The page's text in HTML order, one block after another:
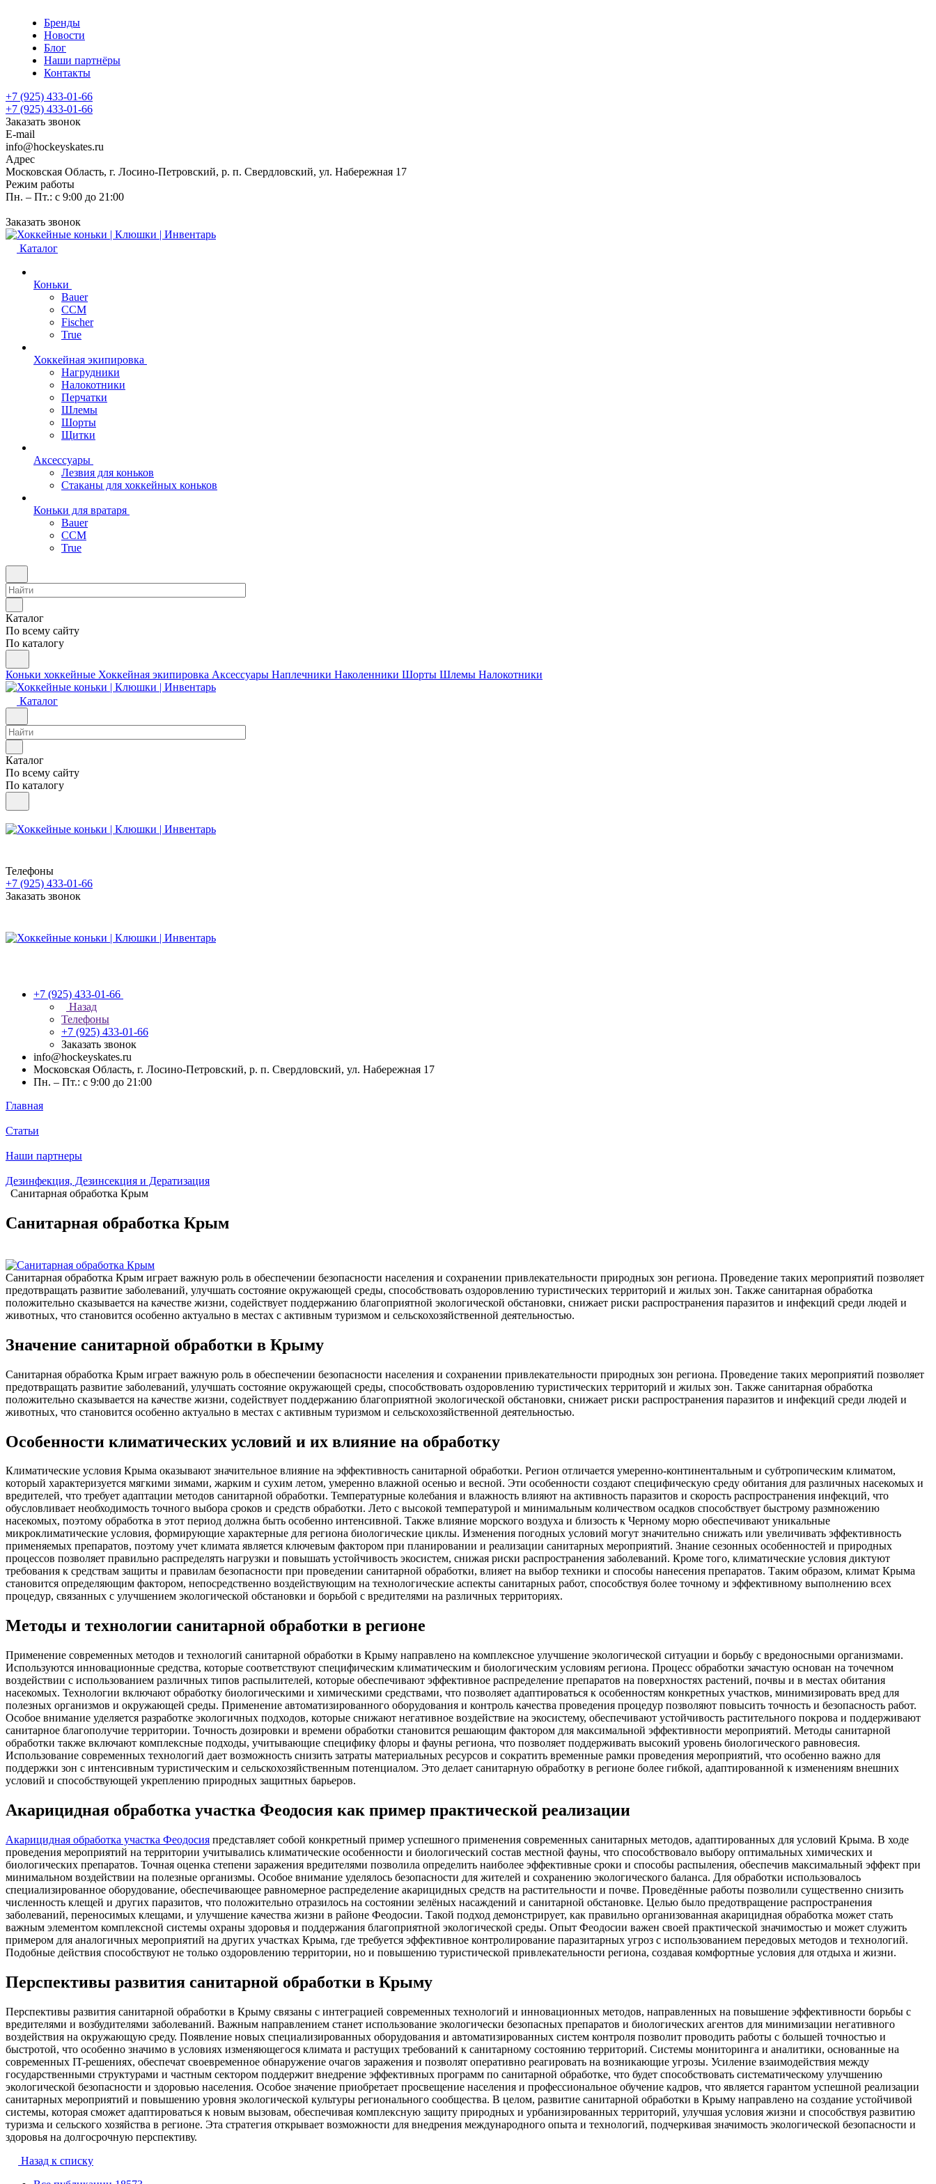
Бренды
Новости
Блог
Наши партнёры
Контакты
+7 (925) 433-01-66
+7 (925) 433-01-66
Заказать звонок
E-mail
info@hockeyskates.ru
Адрес
Московская Область, г. Лосино-Петровский, р. п. Свердловский, ул. Набережная 17
Режим работы
Пн. – Пт.: с 9:00 до 21:00
Заказать звонок
Каталог
Коньки
Bauer
CCM
Fischer
True
Хоккейная экипировка
Нагрудники
Налокотники
Перчатки
Шлемы
Шорты
Щитки
Аксессуары
Лезвия для коньков
Стаканы для хоккейных коньков
Коньки для вратаря
Bauer
CCM
True
Каталог
По всему сайту
По каталогу
Коньки хоккейные Хоккейная экипировка Аксессуары Наплечники Наколенники Шорты Шлемы Налокотники
Каталог
Каталог
По всему сайту
По каталогу
Телефоны
+7 (925) 433-01-66
Заказать звонок
+7 (925) 433-01-66
Назад
Телефоны
+7 (925) 433-01-66
Заказать звонок
info@hockeyskates.ru
Московская Область, г. Лосино-Петровский, р. п. Свердловский, ул. Набережная 17
Пн. – Пт.: с 9:00 до 21:00
Главная
Статьи
Наши партнеры
Дезинфекция, Дезинсекция и Дератизация
Санитарная обработка Крым
Санитарная обработка Крым
Санитарная обработка Крым играет важную роль в обеспечении безопасности населения и сохранении привлекательности природных зон региона. Проведение таких мероприятий позволяет
предотвращать развитие заболеваний, улучшать состояние окружающей среды, способствовать оздоровлению туристических территорий и жилых зон. Также санитарная обработка
положительно сказывается на качестве жизни, содействует поддержанию благоприятной экологической обстановки, снижает риски распространения паразитов и инфекций среди людей и
животных, что становится особенно актуально в местах с активным туризмом и сельскохозяйственной деятельностью.
Значение санитарной обработки в Крыму
Санитарная обработка Крым играет важную роль в обеспечении безопасности населения и сохранении привлекательности природных зон региона. Проведение таких мероприятий позволяет
предотвращать развитие заболеваний, улучшать состояние окружающей среды, способствовать оздоровлению туристических территорий и жилых зон. Также санитарная обработка
положительно сказывается на качестве жизни, содействует поддержанию благоприятной экологической обстановки, снижает риски распространения паразитов и инфекций среди людей и
животных, что становится особенно актуально в местах с активным туризмом и сельскохозяйственной деятельностью.
Особенности климатических условий и их влияние на обработку
Климатические условия Крыма оказывают значительное влияние на эффективность санитарной обработки. Регион отличается умеренно-континентальным и субтропическим климатом,
который характеризуется мягкими зимами, жарким и сухим летом, умеренно влажной осенью и весной. Эти особенности создают специфическую среду обитания для различных насекомых и
вредителей, что требует адаптации методов санитарной обработки. Температурные колебания и влажность влияют на активность паразитов и скорость распространения инфекций, что
обусловливает необходимость точного выбора сроков и средств обработки. Лето с высокой температурой и минимальным количеством осадков способствует быстрому размножению
насекомых, поэтому обработка в этот период должна быть особенно интенсивной. Также влияние морского воздуха и близость к Черному морю обеспечивают уникальные
микроклиматические условия, формирующие характерные для региона биологические циклы. Изменения погодных условий могут значительно снижать или увеличивать эффективность
применяемых препаратов, поэтому учет климата является ключевым фактором при планировании и реализации санитарных мероприятий. Знание сезонных особенностей и природных
процессов позволяет правильно распределять нагрузки и повышать устойчивость экосистем, снижая риски распространения заболеваний. Кроме того, климатические условия диктуют
требования к средствам защиты и правилам безопасности при проведении санитарной обработки, влияет на выбор техники и способы нанесения препаратов. Таким образом, климат Крыма
становится определяющим фактором, непосредственно воздействующим на технологические аспекты санитарных работ, способствуя более точному и эффективному выполнению всех
процедур, связанных с улучшением экологической обстановки и борьбой с вредителями на различных территориях.
Методы и технологии санитарной обработки в регионе
Применение современных методов и технологий санитарной обработки в Крыму направлено на комплексное улучшение экологической ситуации и борьбу с вредоносными организмами.
Используются инновационные средства, которые соответствуют специфическим климатическим и биологическим условиям региона. Процесс обработки зачастую основан на точечном
воздействии с использованием различных типов распылителей, которые обеспечивают эффективное распределение препаратов на поверхностях растений, почвы и в местах обитания
насекомых. Технологии включают обработку биологическими и химическими средствами, что позволяет адаптироваться к особенностям конкретных участков, минимизировать вред для
полезных организмов и окружающей среды. Применение автоматизированного оборудования и контроль качества проведения процедур позволяют повысить точность и безопасность работ.
Особое внимание уделяется разработке экологичных подходов, которые снижают негативное воздействие на экосистему, обеспечивают устойчивость растительного покрова и поддерживают
санитарное благополучие территории. Точность дозировки и времени обработки становится решающим фактором для максимальной эффективности мероприятий. Методы санитарной
обработки также включают комплексные подходы, учитывающие специфику флоры и фауны региона, что позволяет поддерживать высокий уровень биологического равновесия.
Использование современных технологий дает возможность снизить затраты материальных ресурсов и сократить временные рамки проведения мероприятий, что особенно важно для
поддержки зон с интенсивным туристическим и сельскохозяйственным потенциалом. Это делает санитарную обработку в регионе более гибкой, адаптированной к изменениям внешних
условий и способствующей укреплению природных защитных барьеров.
Акарицидная обработка участка Феодосия как пример практической реализации
Акарицидная обработка участка Феодосия представляет собой конкретный пример успешного применения современных санитарных методов, адаптированных для условий Крыма. В ходе
проведения мероприятий на территории учитывались климатические особенности и биологический состав местной фауны, что способствовало выбору оптимальных химических и
биологических препаратов. Точная оценка степени заражения вредителями позволила определить наиболее эффективные сроки и способы распыления, обеспечив максимальный эффект при
минимальном воздействии на полезные организмы. Особое внимание уделялось безопасности для жителей и сохранению экологического баланса. Для обработки использовалось
специализированное оборудование, обеспечивающее равномерное распределение акарицидных средств на растительности и почве. Проведённые работы позволили существенно снизить
численность клещей и других паразитов, что положительно отразилось на состоянии зелёных насаждений и санитарной обстановке. Целью было предотвращение распространения
заболеваний, переносимых клещами, и улучшение качества жизни в районе Феодосии. Такой подход демонстрирует, как правильно организованная акарицидная обработка может стать
важным элементом комплексной системы охраны здоровья и поддержания благоприятной экологической среды. Опыт Феодосии важен своей практической значимостью и может служить
примером для аналогичных мероприятий на других участках Крыма, где требуется эффективное контролирование паразитарных угроз с использованием передовых методов и технологий.
Подобные действия способствуют не только оздоровлению территории, но и повышению туристической привлекательности региона, создавая комфортные условия для отдыха и жизни.
Перспективы развития санитарной обработки в Крыму
Перспективы развития санитарной обработки в Крыму связаны с интеграцией современных технологий и инновационных методов, направленных на повышение эффективности борьбы с
вредителями и возбудителями заболеваний. Важным направлением станет использование экологически безопасных препаратов и биологических агентов для минимизации негативного
воздействия на окружающую среду. Появление новых специализированных оборудования и автоматизированных систем контроля позволит проводить работы с большей точностью и
быстротой, что особенно значимо в условиях изменяющегося климата и растущих требований к санитарному состоянию территорий. Системы мониторинга и аналитики, основанные на
современных IT-решениях, обеспечат своевременное обнаружение очагов заражения и позволят оперативно реагировать на возникающие угрозы. Усиление взаимодействия между
государственными структурами и частным сектором поддержит внедрение эффективных программ по санитарной обработке, что будет способствовать систематическому улучшению
экологической безопасности и здоровью населения. Особое значение приобретает просвещение населения и профессиональное обучение кадров, что является гарантом успешной реализации
санитарных мероприятий и повышению уровня экологической культуры регионального сообщества. В целом, развитие санитарной обработки в Крыму направлено на создание устойчивой
системы, которая сможет адаптироваться к новым вызовам, обеспечивая комплексную защиту природных и урбанизированных территорий, улучшая условия жизни и способствуя развитию
туризма и сельского хозяйства в регионе. Эта стратегия открывает возможности для внедрения международного опыта и технологий, подчеркивая значимость экологической безопасности и
здоровья на долгосрочную перспективу.
Назад к списку